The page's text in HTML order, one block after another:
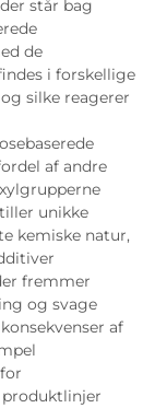
står bag
de
i forskellige
silke reagerer
af andre
unikke
kemiske natur,
fremmer
og svage
af